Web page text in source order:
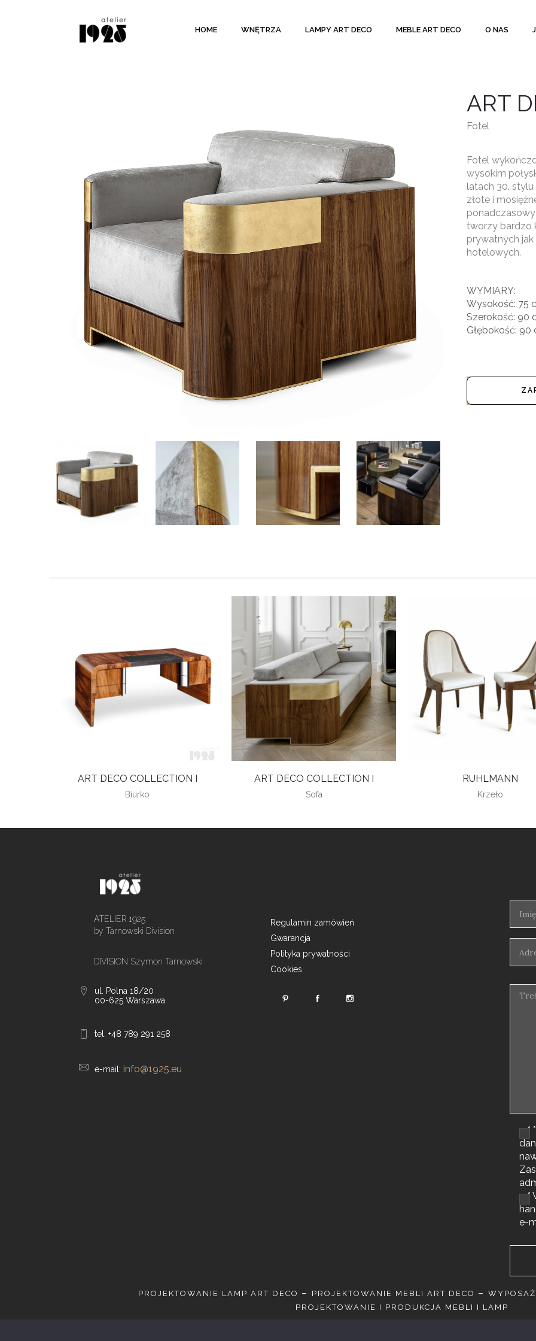
HOME WNĘTRZA LAMPY ART DECO MEBLE ART DECO O NAS
ART
Fotel
Fotel
wysokim
latach 30.
złote i
tworzy bardzo
prywatnych
hotelowych.
WYMIARY:
Wysokość: 75
Szerokość: 90
Głębokość: 90
ART DECO COLLECTION I
Biurko
ART DECO COLLECTION I
Sofa
RUHLMANN
Krzeło
ATELIER 1925
by Tarnowski Division
DIVISION Szymon Tarnowski
ul. Polna 18/20
00-625 Warszawa
tel. +48 789 291 258
e-mail: info@1925.eu
Regulamin zamówień
Gwarancja
Polityka prywatności
Cookies
*
*
e-
PROJEKTOWANIE LAMP ART DECO PROJEKTOWANIE MEBLI ART DECO
PROJEKTOWANIE I PRODUKCJA MEBLI I LAMP